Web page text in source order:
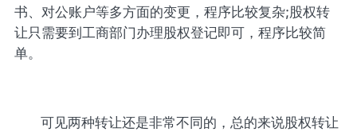
书、对公账户等多方面的变更，程序比较复杂;股权转
让只需要到工商部门办理股权登记即可，程序比较简
单。
可见两种转让还是非常不同的，总的来说股权转让